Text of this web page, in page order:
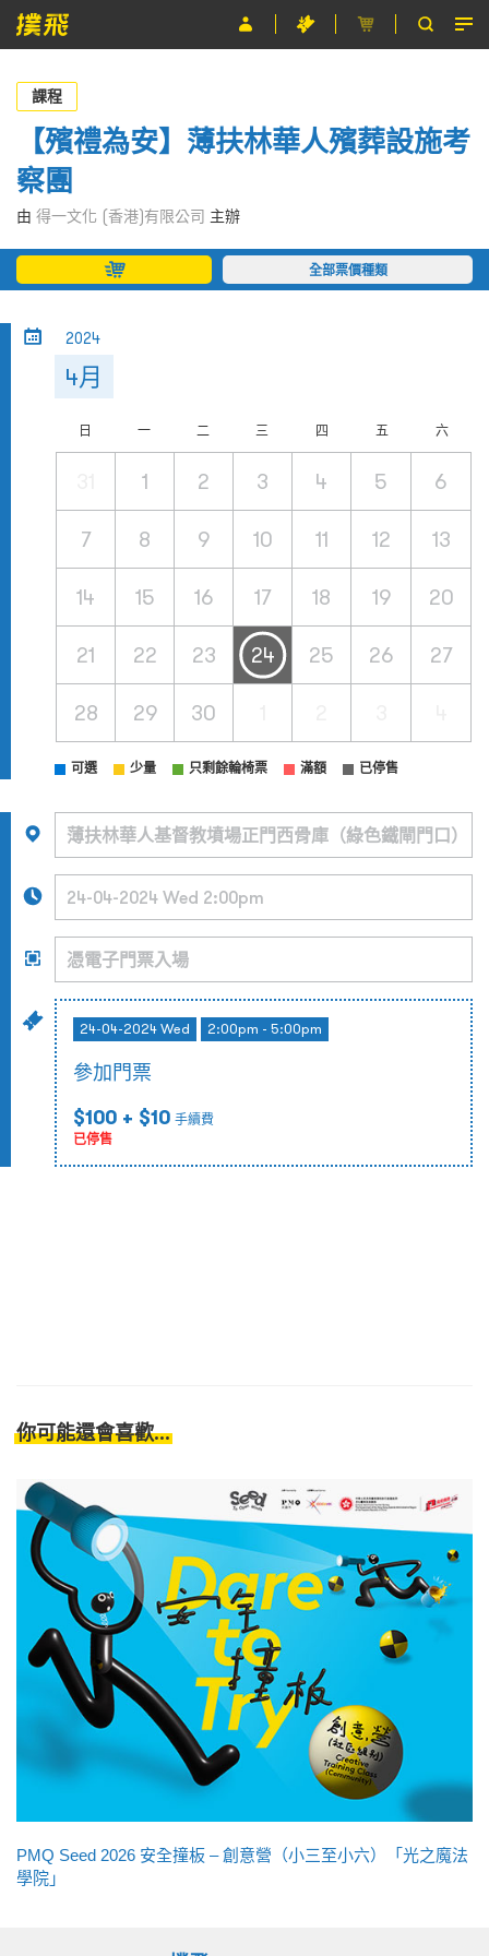
節目
主辦單位
關於撲飛
條款及細則
EN
課程
【殯禮為安】薄扶林華人殯葬設施考
察團
由 得一文化 (香港)有限公司 主辦
全部票價種類
2024
4月
日 一 二 三 四 五 六
1 2 3 4 5 6
7 8 9 10 11 12 13
14 15 16 17 18 19 20
21 22 23 24 25 26 27
28 29 30
可選 少量 只剩餘輪椅票 滿額 已停售
24-04-2024 Wed 2:00pm - 5:00pm
參加門票
$100 + $10 手續費
已停售
你可能還會喜歡...
PMQ Seed 2026 安全撞板 – 創意營（小三至小六）「光之魔法
學院」